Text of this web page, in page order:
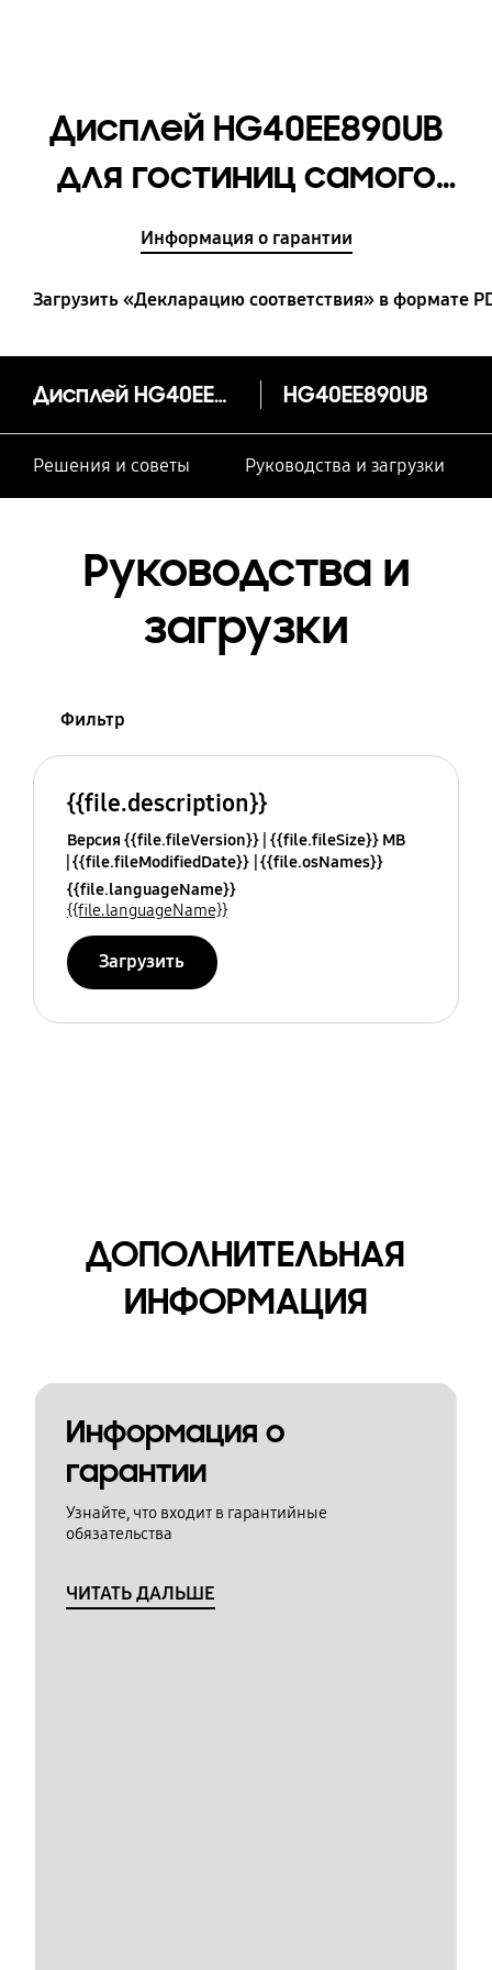
Дисплей HG40EE890UB
для гостиниц самого
высокого класса
Информация о гарантии
Загрузить «Декларацию соответствия» в формате
Дисплей HG40EE890UB для гостиниц самого высокого класса HG40EE890UB
Решения и советы Руководства и загрузки
Руководства и
загрузки
Фильтр
{{file.description}}
Версия {{file.fileVersion}} {{file.fileSize}} MB
{{file.fileModifiedDate}} {{file.osNames}}
{{file.languageName}}
{{file.languageName}}
Загрузить
ДОПОЛНИТЕЛЬНАЯ
ИНФОРМАЦИЯ
Информация о
гарантии
Узнайте, что входит в гарантийные
обязательства
ЧИТАТЬ ДАЛЬШЕ